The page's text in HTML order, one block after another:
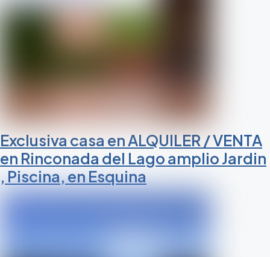
Exclusiva casa en ALQUILER / VENTA
en Rinconada del Lago amplio Jardin
, Piscina, en Esquina